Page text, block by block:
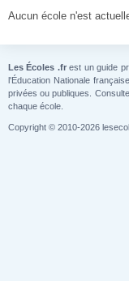
Aucun école n'est
Les Écoles .frest un guide
l'Éducation Nationale
privées ou publiques.
chaque école.
Copyright © 2010-2026